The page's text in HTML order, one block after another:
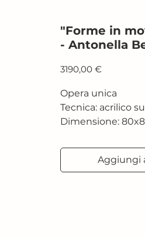
"Forme in
- Antonella
3190,00 €Prezzo
Opera unica
Tecnica: acrilico
Dimensione:
Aggiungi